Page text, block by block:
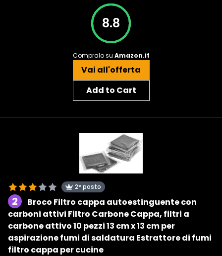
8.8
Compralo su Amazon.it
Vai all'offerta
Add to Cart
2° posto
2
Broco Filtro cappa autoestinguente con
carboni attivi Filtro Carbone Cappa, filtri a
carbone attivo 10 pezzi 13 cm x 13 cm per
aspirazione fumi di saldatura Estrattore di fumi
filtro cappa per cucine